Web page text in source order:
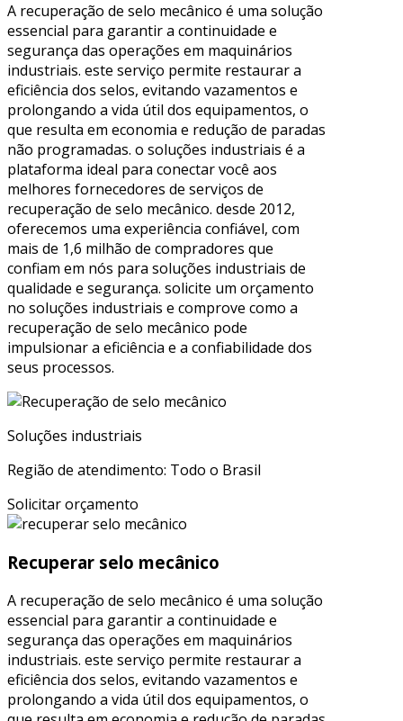
A recuperação de selo mecânico é uma solução
essencial para garantir a continuidade e
segurança das operações em maquinários
industriais. este serviço permite restaurar a
eficiência dos selos, evitando vazamentos e
prolongando a vida útil dos equipamentos, o
que resulta em economia e redução de paradas
não programadas. o soluções industriais é a
plataforma ideal para conectar você aos
melhores fornecedores de serviços de
recuperação de selo mecânico. desde 2012,
oferecemos uma experiência confiável, com
mais de 1,6 milhão de compradores que
confiam em nós para soluções industriais de
qualidade e segurança. solicite um orçamento
no soluções industriais e comprove como a
recuperação de selo mecânico pode
impulsionar a eficiência e a confiabilidade dos
seus processos.
Soluções industriais
Região de atendimento: Todo o Brasil
Solicitar orçamento
Recuperar selo mecânico
A recuperação de selo mecânico é uma solução
essencial para garantir a continuidade e
segurança das operações em maquinários
industriais. este serviço permite restaurar a
eficiência dos selos, evitando vazamentos e
prolongando a vida útil dos equipamentos, o